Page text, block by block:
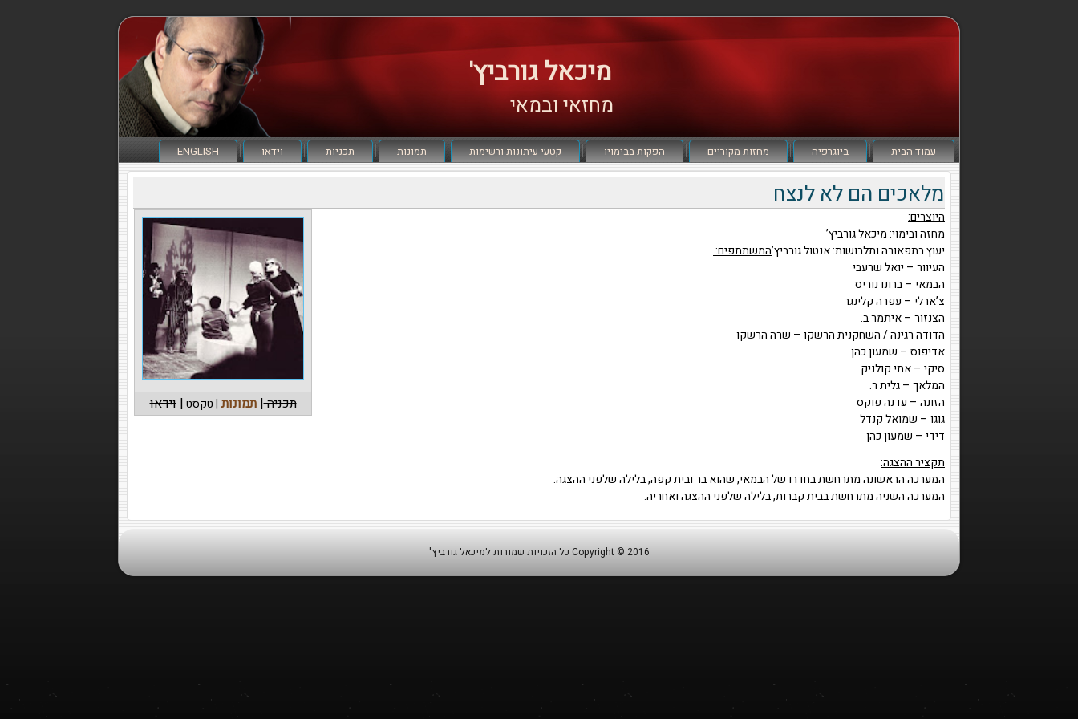
מיכאל גורביץ'
מחזאי ובמאי
עמוד הבית ביוגרפיה מחזות מקוריים הפקות בבימויו קטעי עיתונות ורשימות תמונות תכניות וידאו ENGLISH
מלאכים הם לא לנצח
תכניה|תמונות |טקסט|וידאו
היוצרים:
מחזה ובימוי: מיכאל גורביץ’
יעוץ בתפאורה ותלבושות: אנטול גורביץ’המשתתפים:
העיוור – יואל שרעבי
הבמאי – ברונו נוריס
צ’ארלי – עפרה קלינגר
הצנזור – איתמר ב.
הדודה רגינה / השחקנית הרשקו – שרה הרשקו
אדיפוס – שמעון כהן
סיקי – אתי קולניק
המלאך – גלית ר.
הזונה – עדנה פוקס
גוגו – שמואל קנדל
דידי – שמעון כהן
תקציר ההצגה:
המערכה הראשונה מתרחשת בחדרו של הבמאי, שהוא בר ובית קפה, בלילה שלפני ההצגה.
המערכה השניה מתרחשת בבית קברות, בלילה שלפני ההצגה ואחריה.
Copyright © 2016 כל הזכויות שמורות למיכאל גורביץ'